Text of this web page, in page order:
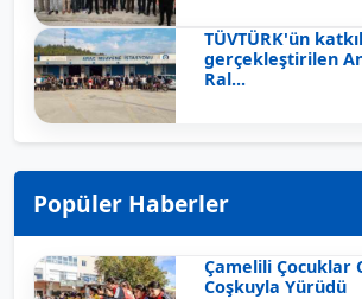
TÜVTÜRK'ün
gerçekleştirilen
Ral...
Popüler Haberler
Çamelili Çocuklar
Coşkuyla Yürüdü